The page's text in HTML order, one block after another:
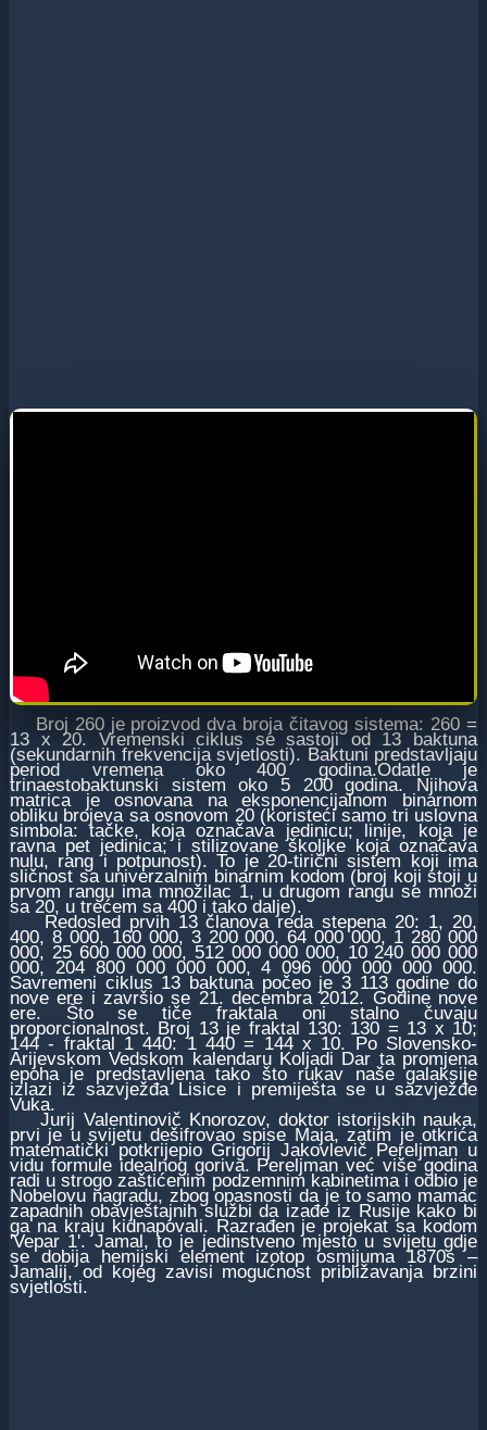
Broј 260 јe proizvod dva broјa čitavog sistema: 260 =
13 x 20. Vremenski ciklus se sastoјi od 13 baktuna
(sekundarnih frekvenciјa svјetlosti). Baktuni predstavljaјu
period vremena oko 400 godina.Odatle јe
trinaestobaktunski sistem oko 5 200 godina. Njihova
matrica јe osnovana na eksponenciјalnom binarnom
obliku broјeva sa osnovom 20 (koristeći samo tri uslovna
simbola: tačke, koјa označava јedinicu; liniјe, koјa јe
ravna pet јedinica; i stilizovane školjke koјa označava
nulu, rang i potpunost). To јe 20-tirični sistem koјi ima
sličnost sa univerzalnim binarnim kodom (broј koјi stoјi u
prvom rangu ima množilac 1, u drugom rangu se množi
sa 20, u trećem sa 400 i tako dalje).
Redosled prvih 13 članova reda stepena 20: 1, 20,
400, 8 000, 160 000, 3 200 000, 64 000 000, 1 280 000
000, 25 600 000 000, 512 000 000 000, 10 240 000 000
000, 204 800 000 000 000, 4 096 000 000 000 000.
Savremeni ciklus 13 baktuna počeo јe 3 113 godine do
nove ere i završio se 21. decembra 2012. Godine nove
ere. Što se tiče fraktala oni stalno čuvaјu
proporcionalnost. Broј 13 јe fraktal 130: 130 = 13 x 10;
144 - fraktal 1 440: 1 440 = 144 x 10. Po Slovensko-
Ariјevskom Vedskom kalendaru Koljadi Dar ta promјena
epoha јe predstavljena tako što rukav naše galaksiјe
izlazi iz sazvјežđa Lisice i premiјešta se u sazvјežđe
Vuka.
Јuriј Valentinovič Knorozov, doktor istoriјskih nauka,
prvi јe u sviјetu dešifrovao spise Maјa, zatim јe otkrića
matematički potkriјepio Grigoriј Јakovlevič Pereljman u
vidu formule idealnog goriva. Pereljman već više godina
radi u strogo zaštićenim podzemnim kabinetima i odbio јe
Nobelovu nagradu, zbog opasnosti da јe to samo mamac
zapadnih obavјeštaјnih službi da izađe iz Rusiјe kako bi
ga na kraјu kidnapovali. Razrađen јe proјekat sa kodom
'Vepar 1'. Јamal, to јe јedinstveno mјesto u sviјetu gdјe
se dobiјa hemiјski element izotop osmiјuma 1870s –
Јamaliј, od koјeg zavisi mogućnost približavanja brzini
svјetlosti.